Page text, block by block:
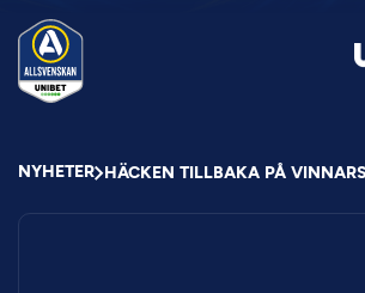
NYHETER HÄCKEN TILLBAKA PÅ